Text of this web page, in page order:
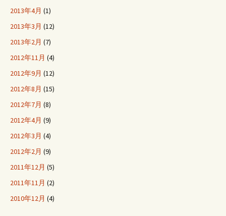
2013年4月 (1)
2013年3月 (12)
2013年2月 (7)
2012年11月 (4)
2012年9月 (12)
2012年8月 (15)
2012年7月 (8)
2012年4月 (9)
2012年3月 (4)
2012年2月 (9)
2011年12月 (5)
2011年11月 (2)
2010年12月 (4)